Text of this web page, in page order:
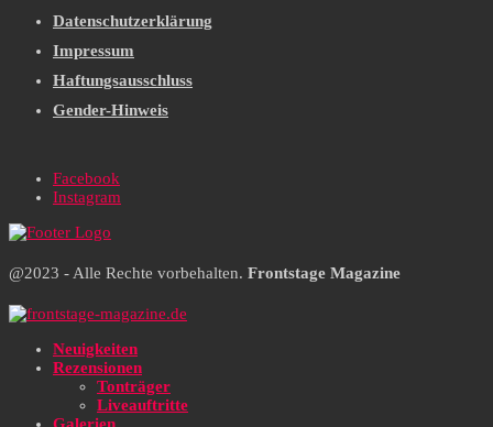
Datenschutzerklärung
Impressum
Haftungsausschluss
Gender-Hinweis
Facebook
Instagram
@2023 - Alle Rechte vorbehalten. Frontstage Magazine
Neuigkeiten
Rezensionen
Tonträger
Liveauftritte